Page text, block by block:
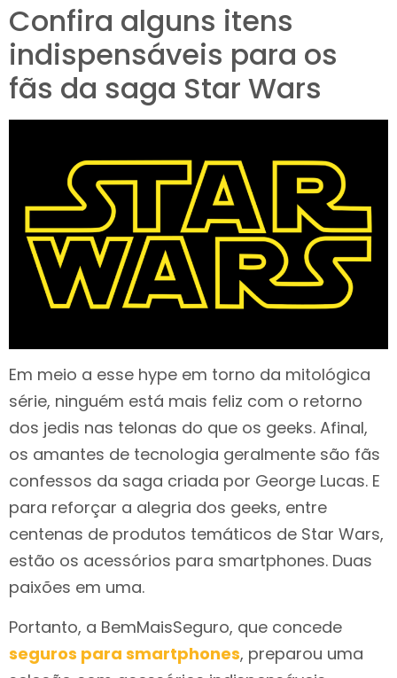
Confira alguns itens
indispensáveis para os
fãs da saga Star Wars
Em meio a esse hype em torno da mitológica
série, ninguém está mais feliz com o retorno
dos jedis nas telonas do que os geeks. Afinal,
os amantes de tecnologia geralmente são fãs
confessos da saga criada por George Lucas. E
para reforçar a alegria dos geeks, entre
centenas de produtos temáticos de Star Wars,
estão os acessórios para smartphones. Duas
paixões em uma.
Portanto, a BemMaisSeguro, que concede
seguros para smartphones, preparou uma